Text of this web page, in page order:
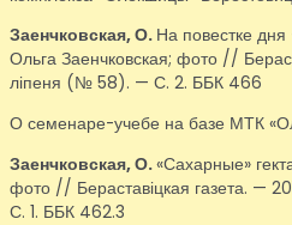
Заенчковская, О. На повестке
Ольга Заенчковская; фото //
ліпеня (№ 58). — С. 2. ББК 466
О семенаре-учебе на базе МТК
Заенчковская, О.«Сахарные»
фото // Бераставіцкая газета. —
С. 1. ББК 462.3